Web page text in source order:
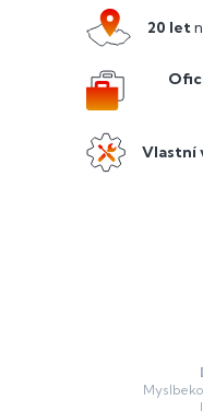
20 let
Vlastní